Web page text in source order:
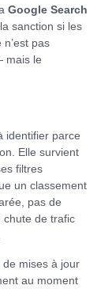
Google Search
sanction si les
pas
mais le
identifier parce
Elle survient
filtres
un classement
pas de
chute de trafic
mises à jour
au moment